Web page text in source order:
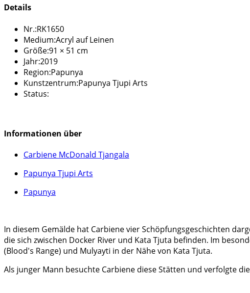
Details
Nr.:RK1650
Medium:Acryl auf Leinen
Größe:91 × 51 cm
Jahr:2019
Region:Papunya
Kunstzentrum:Papunya Tjupi Arts
Status:
Informationen über
Carbiene McDonald Tjangala
Papunya Tjupi Arts
Papunya
In diesem Gemälde hat Carbiene vier Schöpfungsgeschichten
die sich zwischen Docker River und Kata Tjuta befinden. Im
(Blood's Range) und Mulyayti in der Nähe von Kata Tjuta.
Als junger Mann besuchte Carbiene diese Stätten und verfolgte